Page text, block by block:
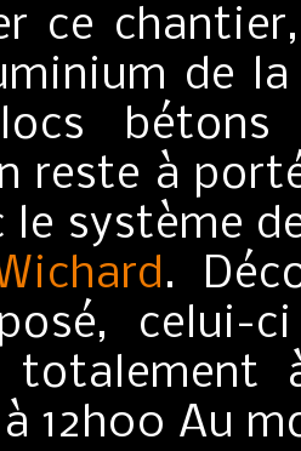
ce
de
bétons
reste à
le système
.
celui-
totalement
à 12h00 Au